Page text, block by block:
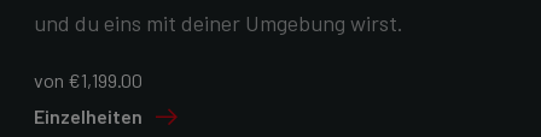
und du eins mit deiner Umgebung wirst.
von €1,199.00
Einzelheiten